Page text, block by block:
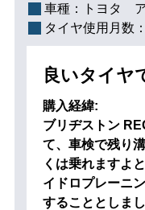
車種：
トヨタ
タイヤ使用月数：
良いタイヤ
購入経緯:
ブリヂストン
て、車検で残り
くは乗れますよ
イドロプレーニ
することとしまし